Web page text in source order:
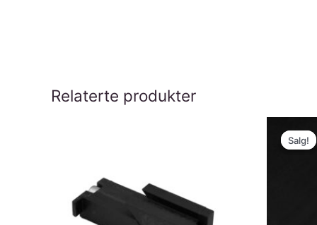
Relaterte produkter
Salg!
Salg!